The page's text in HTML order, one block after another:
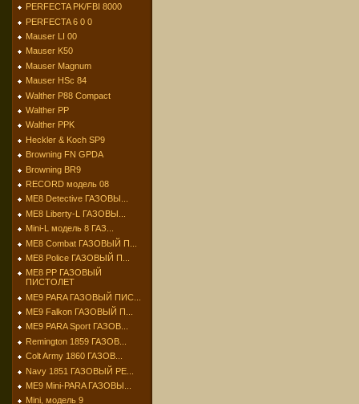
PERFECTA PK/FBI 8000
PERFECTA 6 0 0
Mauser LI 00
Mauser K50
Mauser Magnum
Mauser HSc 84
Walther P88 Compact
Walther PP
Walther PPK
Heckler & Koch SP9
Browning FN GPDA
Browning BR9
RECORD модель 08
МЕ8 Detective ГАЗОВЫ...
МЕ8 Liberty-L ГАЗОВЫ...
Mini-L модель 8 ГАЗ...
МЕ8 Combat ГАЗОВЫЙ П...
МЕ8 Police ГАЗОВЫЙ П...
МЕ8 РР ГАЗОВЫЙ
ПИСТОЛЕТ
МЕ9 PARA ГАЗОВЫЙ ПИС...
МЕ9 Falkon ГАЗОВЫЙ П...
МЕ9 PARA Sport ГАЗОВ...
Remington 1859 ГАЗОВ...
Colt Army 1860 ГАЗОВ...
Navy 1851 ГАЗОВЫЙ РЕ...
МЕ9 Mini-PARA ГАЗОВЫ...
Mini, модель 9